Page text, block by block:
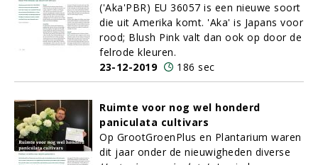
('Aka'PBR) EU 36057 is een nieuwe soort
die uit Amerika komt. 'Aka' is Japans voor
rood; Blush Pink valt dan ook op door de
felrode kleuren.
23-12-2019
186 sec
Ruimte voor nog wel honderd
paniculata cultivars
Op GrootGroenPlus en Plantarium waren
dit jaar onder de nieuwigheden diverse